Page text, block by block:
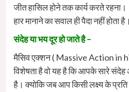
जीत हासिल होने तक कार्य करते
हार मानाने का सवाल ही पैदा नहीं होता है।
संदेह या भय दूर हो जाते है –
मैसिव एक्शन ( Massive Action in
विशेषता है वो यह है कि आपके सारे
है। क्योकि जब आप किसी लक्ष्य के